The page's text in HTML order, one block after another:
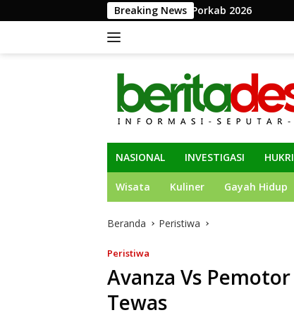
ke
Breaking News
Jombang Gelar Porkab 2026 KPK Perpanjang
NASIONAL INVESTIGASI
Wisata Kuliner Gayah Hidup
Beranda Peristiwa
Peristiwa
Avanza Vs
Tewas